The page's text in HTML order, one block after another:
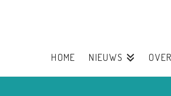
HOME NIEUWS